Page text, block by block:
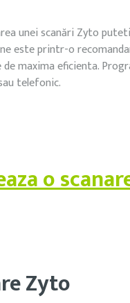
unei scanări Zyto
este printr-o
maxima eficienta.
telefonic.
o
Zyto